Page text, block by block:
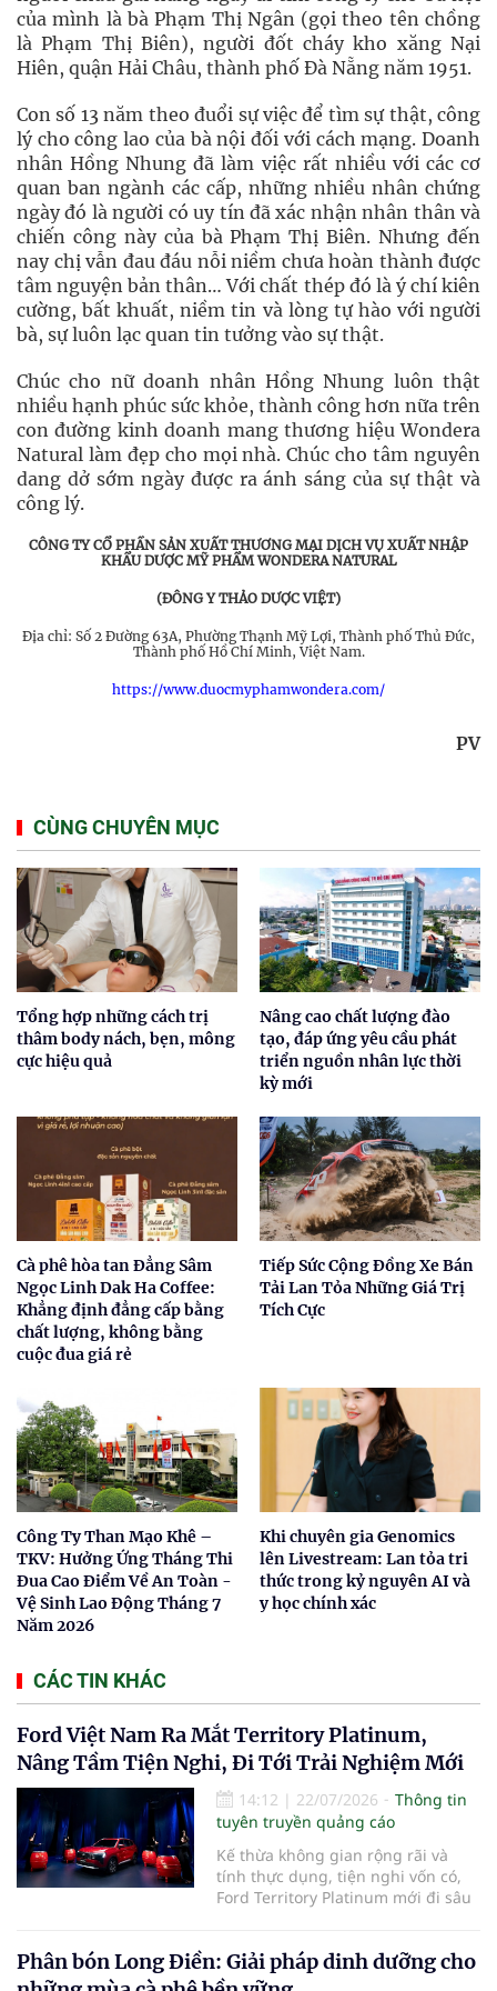
của mình là bà Phạm Thị Ngân (gọi theo tên chồng
là Phạm Thị Biên), người đốt cháy kho xăng Nại
Hiên, quận Hải Châu, thành phố Đà Nẵng năm 1951.
Con số 13 năm theo đuổi sự việc để tìm sự thật, công
lý cho công lao của bà nội đối với cách mạng. Doanh
nhân Hồng Nhung đã làm việc rất nhiều với các cơ
quan ban ngành các cấp, những nhiều nhân chứng
ngày đó là người có uy tín đã xác nhận nhân thân và
chiến công này của bà Phạm Thị Biên. Nhưng đến
nay chị vẫn đau đáu nỗi niềm chưa hoàn thành được
tâm nguyện bản thân… Với chất thép đó là ý chí kiên
cường, bất khuất, niềm tin và lòng tự hào với người
bà, sự luôn lạc quan tin tưởng vào sự thật.
Chúc cho nữ doanh nhân Hồng Nhung luôn thật
nhiều hạnh phúc sức khỏe, thành công hơn nữa trên
con đường kinh doanh mang thương hiệu Wondera
Natural làm đẹp cho mọi nhà. Chúc cho tâm nguyên
dang dở sớm ngày được ra ánh sáng của sự thật và
công lý.
CÔNG TY CỔ PHẦN SẢN XUẤT THƯƠNG MẠI DỊCH VỤ XUẤT NHẬP
KHẨU DƯỢC MỸ PHẨM WONDERA NATURAL
(ĐÔNG Y THẢO DƯỢC VIỆT)
Địa chỉ: Số 2 Đường 63A, Phường Thạnh Mỹ Lợi, Thành phố Thủ Đức,
Thành phố Hồ Chí Minh, Việt Nam.
https://www.duocmyphamwondera.com/
PV
CÙNG CHUYÊN MỤC
Tổng hợp những cách trị
thâm body nách, bẹn, mông
cực hiệu quả
Nâng cao chất lượng đào
tạo, đáp ứng yêu cầu phát
triển nguồn nhân lực thời
kỳ mới
Cà phê hòa tan Đẳng Sâm
Ngọc Linh Dak Ha Coffee:
Khẳng định đẳng cấp bằng
chất lượng, không bằng
cuộc đua giá rẻ
Tiếp Sức Cộng Đồng Xe Bán
Tải Lan Tỏa Những Giá Trị
Tích Cực
Công Ty Than Mạo Khê –
TKV: Hưởng Ứng Tháng Thi
Đua Cao Điểm Về An Toàn -
Vệ Sinh Lao Động Tháng 7
Năm 2026
Khi chuyên gia Genomics
lên Livestream: Lan tỏa tri
thức trong kỷ nguyên AI và
y học chính xác
CÁC TIN KHÁC
Ford Việt Nam Ra Mắt Territory Platinum,
Nâng Tầm Tiện Nghi, Đi Tới Trải Nghiệm Mới
14:12 | 22/07/2026
Thông tin
tuyên truyền quảng cáo
Kế thừa không gian rộng rãi và
tính thực dụng, tiện nghi vốn có,
Ford Territory Platinum mới đi sâu
ốp bậc cửa mạ crome tích hợp LED
phát sáng và hệ thống âm thanh
Phân bón Long Điền: Giải pháp dinh dưỡng cho